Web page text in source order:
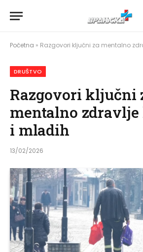
Početna » Razgovori ključni za mentalno
DRUŠTVO
Razgovori ključni
mentalno zdravlje
i mladih
13/02/2026